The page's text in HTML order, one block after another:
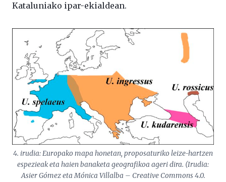
Kataluniako ipar-ekialdean.
4. irudia: Europako mapa honetan, proposaturiko leize-hartzen
espezieak eta haien banaketa geografikoa ageri dira. (Irudia:
Asier Gómez eta Mónica Villalba – Creative Commons 4.0.